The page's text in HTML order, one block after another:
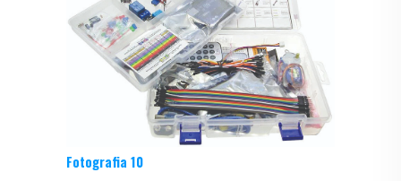
Fotografia 10